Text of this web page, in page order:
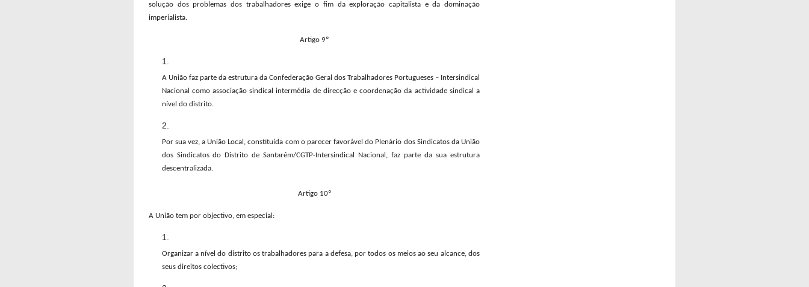
solução dos problemas dos trabalhadores exige o fim da exploração capitalista e da dominação
imperialista.
Artigo 9º
A União faz parte da estrutura da Confederação Geral dos Trabalhadores Portugueses – Intersindical
Nacional como associação sindical intermédia de direcção e coordenação da actividade sindical a
nível do distrito.
Por sua vez, a União Local, constituída com o parecer favorável do Plenário dos Sindicatos da União
dos Sindicatos do Distrito de Santarém/CGTP-Intersindical Nacional, faz parte da sua estrutura
descentralizada.
Artigo 10º
A União tem por objectivo, em especial:
Organizar a nível do distrito os trabalhadores para a defesa, por todos os meios ao seu alcance, dos
seus direitos colectivos;